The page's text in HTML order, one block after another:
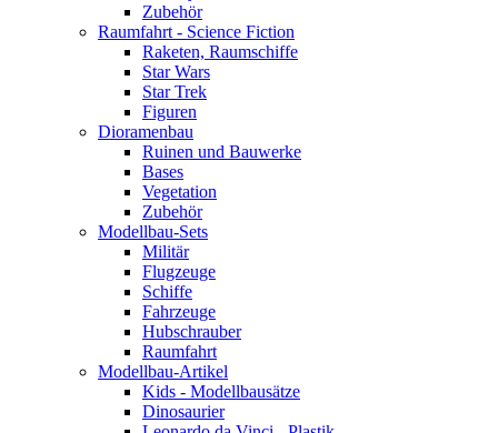
Zubehör
Raumfahrt - Science Fiction
Raketen, Raumschiffe
Star Wars
Star Trek
Figuren
Dioramenbau
Ruinen und Bauwerke
Bases
Vegetation
Zubehör
Modellbau-Sets
Militär
Flugzeuge
Schiffe
Fahrzeuge
Hubschrauber
Raumfahrt
Modellbau-Artikel
Kids - Modellbausätze
Dinosaurier